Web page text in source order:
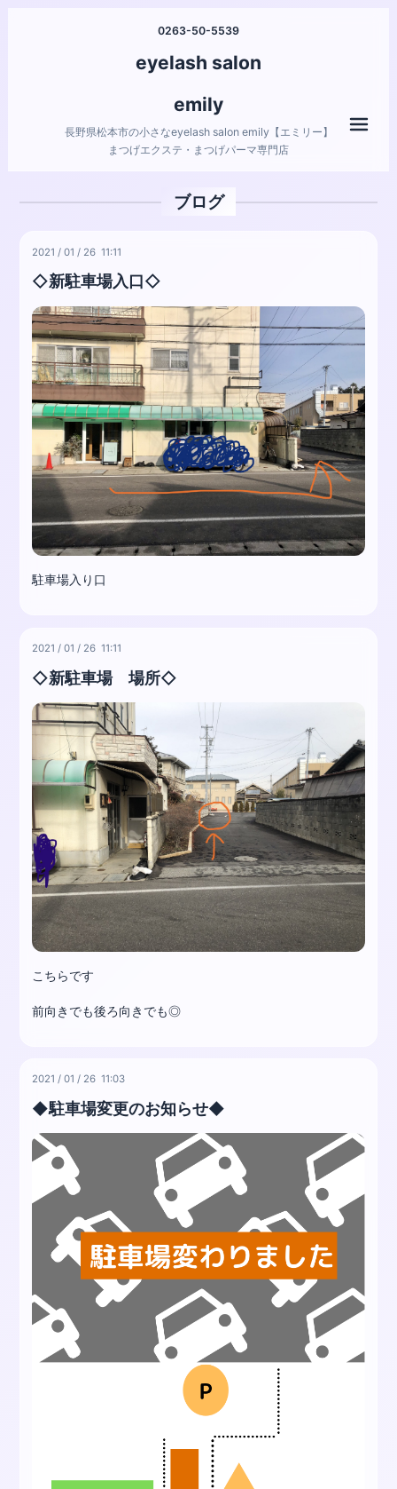
0263-50-5539
eyelash salon
emily
長野県松本市の小さなeyelash salon emily【エミリー】
まつげエクステ・まつげパーマ専門店
ブログ
2021 /01 / 26 11:11
◇新駐車場入口◇
駐車場入り口
2021 /01 / 26 11:11
◇新駐車場 場所◇
こちらです
前向きでも後ろ向きでも◎
2021 /01 / 26 11:03
◆駐車場変更のお知らせ◆